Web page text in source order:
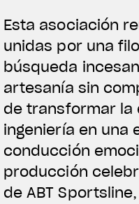
Esta asociación
unidas por una
búsqueda
artesanía sin
de transformar la
ingeniería en una
conducción
producción
de ABT